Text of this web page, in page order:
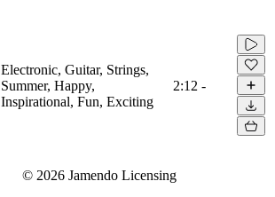
Electronic, Guitar, Strings,
Summer, Happy,
Inspirational, Fun, Exciting
2:12 -
© 2026 Jamendo Licensing